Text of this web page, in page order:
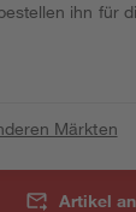
ihn für
Märkten
Artikel